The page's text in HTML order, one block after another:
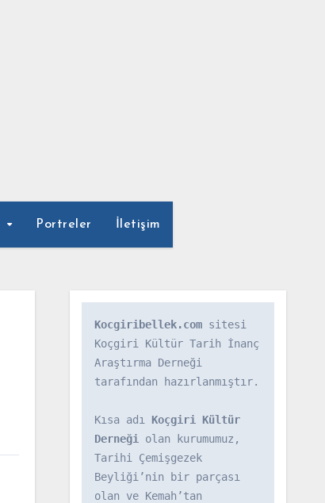
Portreler İletişim
Kocgiribellek.com sitesi
Koçgiri Kültür Tarih İnanç
Araştırma Derneği
tarafından hazırlanmıştır.
Kısa adı Koçgiri Kültür
Derneği olan kurumumuz,
Tarihi Çemişgezek
Beyliği’nin bir parçası
olan ve Kemah’tan